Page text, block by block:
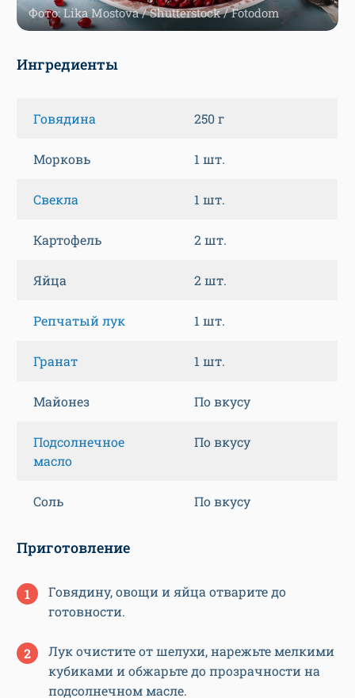
Фото: Lika Mostova / Shutterstock / Fotodom
Ингредиенты
Говядина 250 г
Морковь 1 шт.
Свекла 1 шт.
Картофель 2 шт.
Яйца 2 шт.
Репчатый лук 1 шт.
Гранат 1 шт.
Майонез По вкусу
Подсолнечное
масло
По вкусу
Соль По вкусу
Приготовление
Говядину, овощи и яйца отварите до
готовности.
Лук очистите от шелухи, нарежьте мелкими
кубиками и обжарьте до прозрачности на
подсолнечном масле.